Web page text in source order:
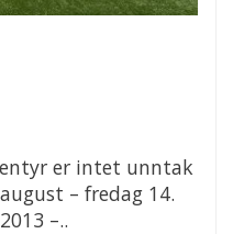
er intet unntak
– fredag 14.
–..